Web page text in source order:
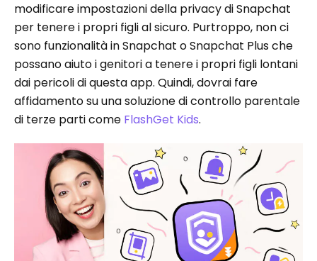
modificare impostazioni della privacy di Snapchat
per tenere i propri figli al sicuro. Purtroppo, non ci
sono funzionalità in Snapchat o Snapchat Plus che
possano aiuto i genitori a tenere i propri figli lontani
dai pericoli di questa app. Quindi, dovrai fare
affidamento su una soluzione di controllo parentale
di terze parti come FlashGet Kids.